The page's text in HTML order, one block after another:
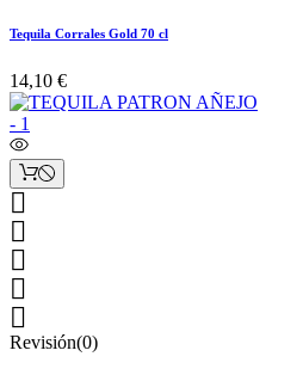
Tequila Corrales Gold 70 cl
14,10 €





Revisión(0)